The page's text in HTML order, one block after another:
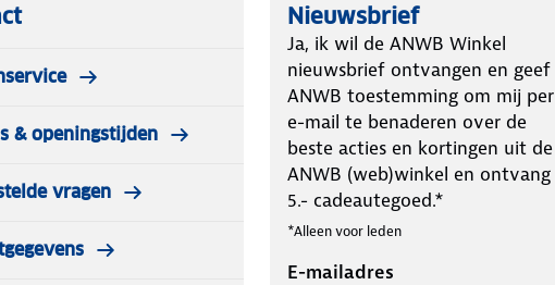
en wandelcomfort. Ontdek het zelf
& openingstijden
vragen
Nieuwsbrief
Ja, ik wil de ANWB Winkel
nieuwsbrief ontvangen en geef
ANWB toestemming om mij per
e-mail te benaderen over de
beste acties en kortingen uit de
ANWB (web)winkel en ontvang
5.- cadeautegoed.*
*Alleen voor leden
E-mailadres